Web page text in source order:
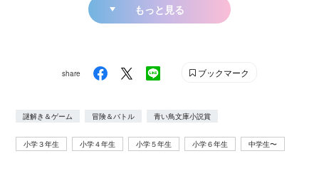
もっと見る
share ブックマーク
謎解き＆ゲーム 冒険＆バトル 青い鳥文庫小説賞
小学３年生 小学４年生 小学５年生 小学６年生 中学生〜